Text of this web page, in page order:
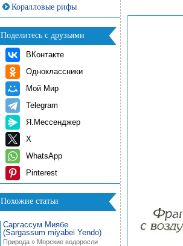
Коралловые рифы
Поделитесь с друзьями
ВКонтакте
Одноклассники
Мой Мир
Telegram
Я.Мессенджер
X
WhatsApp
Pinterest
Похожие статьи
Саргассум Миябе
(Sargassum miyabei Yendo)
Природа » Морские водоросли